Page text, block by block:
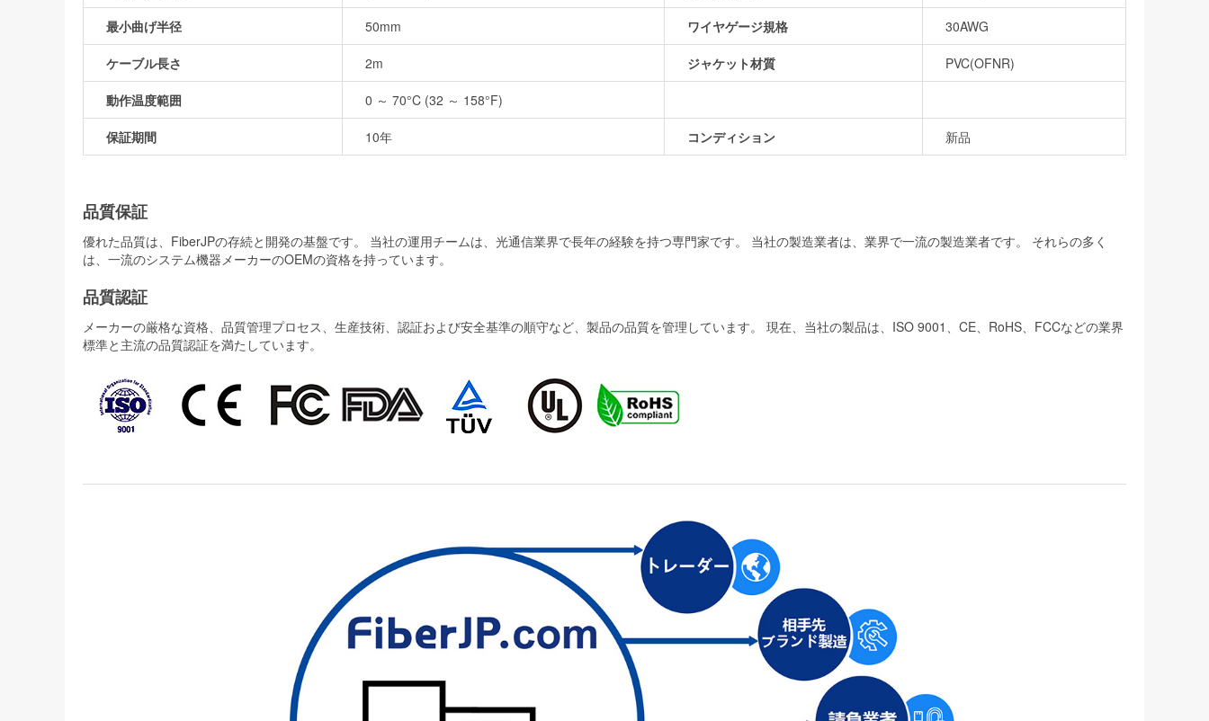
最小曲げ半径 50mm ワイヤゲージ規格 30AWG
ケーブル長さ 2m ジャケット材質 PVC(OFNR)
動作温度範囲 0 ～ 70°C (32 ～ 158°F)
保証期間 10年 コンディション 新品
品質保証
優れた品質は、FiberJPの存続と開発の基盤です。 当社の運用チームは、光通信業界で長年の経験を持つ専門家です。 当社の製造業者は、業界で一流の製造業者です。 それらの多く
は、一流のシステム機器メーカーのOEMの資格を持っています。
品質認証
メーカーの厳格な資格、品質管理プロセス、生産技術、認証および安全基準の順守など、製品の品質を管理しています。 現在、当社の製品は、ISO 9001、CE、RoHS、FCCなどの業界
標準と主流の品質認証を満たしています。